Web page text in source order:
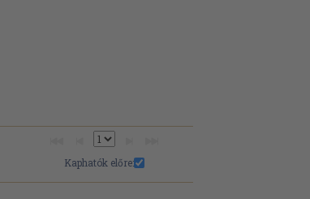
Kaphatók előre: